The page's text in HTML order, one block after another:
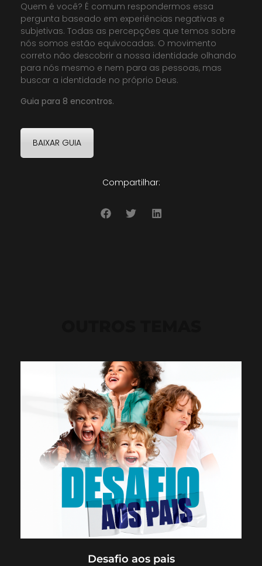
Quem é você? É comum respondermos essa
pergunta baseado em experiências negativas e
subjetivas. Todas as percepções que temos sobre
nós somos estão equivocadas. O movimento
correto não descobrir a nossa identidade olhando
para nós mesmo e nem para as pessoas, mas
buscar a identidade no próprio Deus.
Guia para 8 encontros.
BAIXAR GUIA
Compartilhar:
Desafio aos pais